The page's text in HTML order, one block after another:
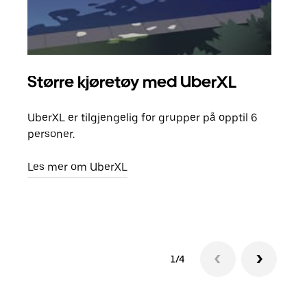
Større kjøretøy med UberXL
UberXL er tilgjengelig for grupper på opptil 6
personer.
Les mer om UberXL
1/4